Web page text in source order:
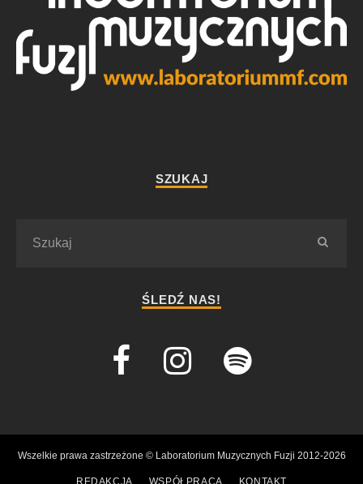
SZUKAJ
ŚLEDŹ NAS!
Wszelkie prawa zastrzeżone © Laboratorium Muzycznych Fuzji 2012-2026
REDAKCJA WSPÓŁPRACA KONTAKT